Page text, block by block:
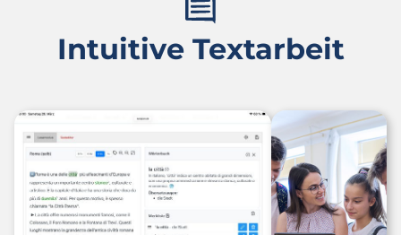
Intuitive Textarbeit